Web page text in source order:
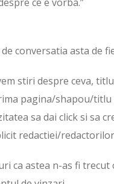
conversatia asta de
stiri despre ceva,
pagina/shapou/titlu
sa dai click si sa
redactiei/
ca astea n-as fi trecut